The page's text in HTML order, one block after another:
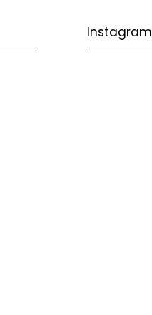
Instagram